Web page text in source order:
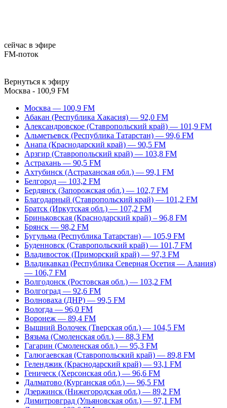
сейчас в эфире
FM-поток
Вернуться к эфиру
Москва - 100,9 FM
Москва — 100,9 FM
Абакан (Республика Хакасия) — 92,0 FM
Александровское (Ставропольский край) — 101,9 FM
Альметьевск (Республика Татарстан) — 99,6 FM
Анапа (Краснодарский край) — 90,5 FM
Арзгир (Ставропольский край) — 103,8 FM
Астрахань — 90,5 FM
Ахтубинск (Астраханская обл.) — 99,1 FM
Белгород — 103,2 FM
Бердянск (Запорожская обл.) — 102,7 FM
Благодарный (Ставропольский край) — 101,2 FM
Братск (Иркутская обл.) — 107,2 FM
Бриньковская (Краснодарский край) – 96,8 FM
Брянск — 98,2 FM
Бугульма (Республика Татарстан) — 105,9 FM
Буденновск (Ставропольский край) — 101,7 FM
Владивосток (Приморский край) — 97,3 FM
Владикавказ (Республика Северная Осетия — Алания)
— 106,7 FM
Волгодонск (Ростовская обл.) — 103,2 FM
Волгоград — 92,6 FM
Волноваха (ДНР) — 99,5 FM
Вологда — 96,0 FM
Воронеж — 89,4 FM
Вышний Волочек (Тверская обл.) — 104,5 FM
Вязьма (Смоленская обл.) — 88,3 FM
Гагарин (Смоленская обл.) — 95,3 FM
Галюгаевская (Ставропольский край) — 89,8 FM
Геленджик (Краснодарский край) — 93,1 FM
Геническ (Херсонская обл.) — 96,6 FM
Далматово (Курганская обл.) — 96,5 FM
Дзержинск (Нижегородская обл.) — 89,2 FM
Димитровград (Ульяновская обл.) — 97,1 FM